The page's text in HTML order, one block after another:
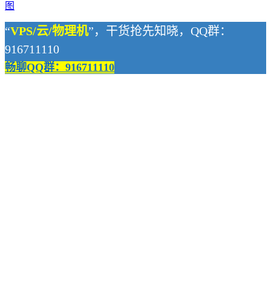
图
“VPS/云/物理机”，干货抢先知晓，QQ群：
916711110
畅聊QQ群：916711110